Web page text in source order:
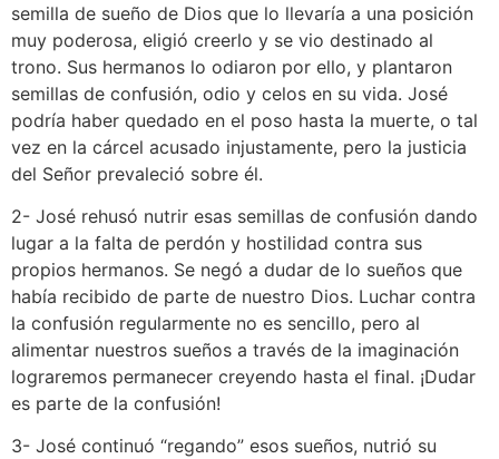
semilla de sueño de Dios que lo llevaría a una posición
muy poderosa, eligió creerlo y se vio destinado al
trono. Sus hermanos lo odiaron por ello, y plantaron
semillas de confusión, odio y celos en su vida. José
podría haber quedado en el poso hasta la muerte, o tal
vez en la cárcel acusado injustamente, pero la justicia
del Señor prevaleció sobre él.
2- José rehusó nutrir esas semillas de confusión dando
lugar a la falta de perdón y hostilidad contra sus
propios hermanos. Se negó a dudar de lo sueños que
había recibido de parte de nuestro Dios. Luchar contra
la confusión regularmente no es sencillo, pero al
alimentar nuestros sueños a través de la imaginación
lograremos permanecer creyendo hasta el final. ¡Dudar
es parte de la confusión!
3- José continuó “regando” esos sueños, nutrió su